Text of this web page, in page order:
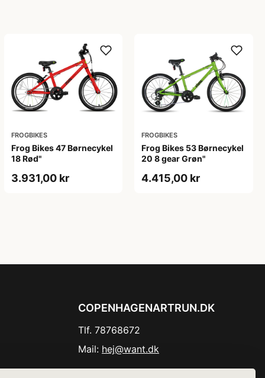
FROGBIKES
Frog Bikes 47 Børnecykel
18 Rød"
3.931,00 kr
FROGBIKES
Frog Bikes 53 Børnecykel
20 8 gear Grøn"
4.415,00 kr
COPENHAGENARTRUN.DK
Tlf. 78768672
Mail: hej@want.dk